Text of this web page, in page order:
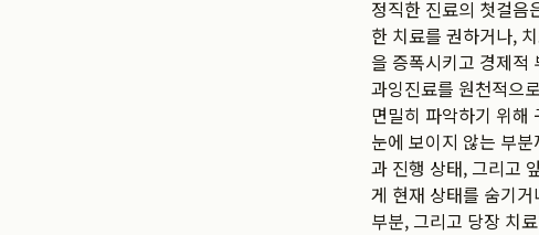
정직한 진료의 첫걸음
한 치료를 권하거나,
을 증폭시키고 경제적
과잉진료를 원천적으
면밀히 파악하기 위해
눈에 보이지 않는 부
과 진행 상태, 그리고
게 현재 상태를 숨기
부분, 그리고 당장 치